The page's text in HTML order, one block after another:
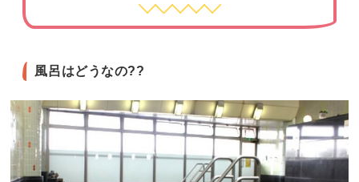
風呂はどうなの??